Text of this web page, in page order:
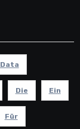
Data
Die Ein
Für